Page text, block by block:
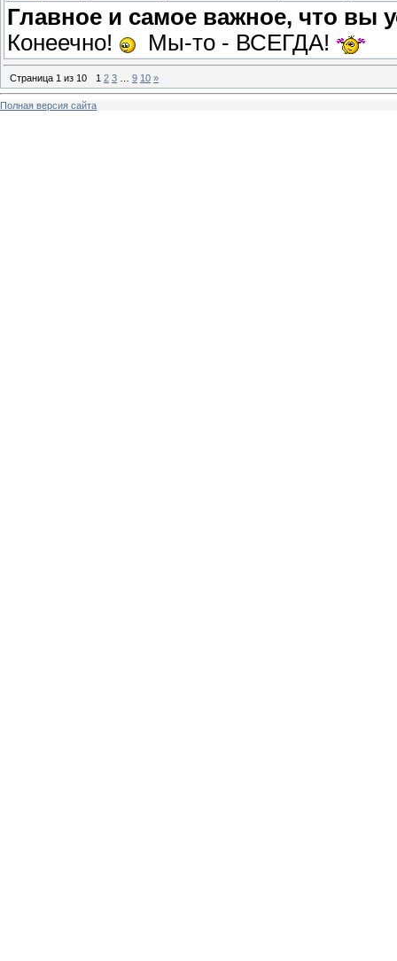
Главное и самое важное, что вы
Конеечно!
Мы-то - ВСЕГДА!
Страница 1 из 10 1 2 3 9 10 »
Полная версия сайта